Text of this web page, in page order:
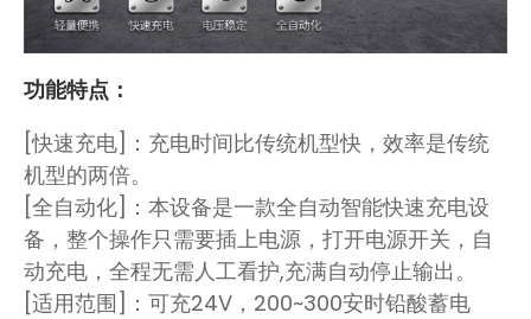
功能特点：
[快速充电]：充电时间比传统机型快，效率是传统
机型的两倍。
[全自动化]：本设备是一款全自动智能快速充电设
备，整个操作只需要插上电源，打开电源开关，自
动充电，全程无需人工看护,充满自动停止输出。
[适用范围]：可充24V，200~300安时铅酸蓄电